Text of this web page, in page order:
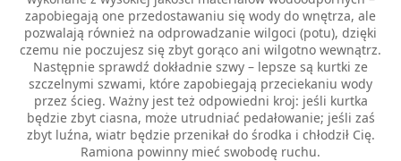
zapobiegają one przedostawaniu się wody do wnętrza, ale
pozwalają również na odprowadzanie wilgoci (potu), dzięki
czemu nie poczujesz się zbyt gorąco ani wilgotno wewnątrz.
Następnie sprawdź dokładnie szwy – lepsze są kurtki ze
szczelnymi szwami, które zapobiegają przeciekaniu wody
przez ścieg. Ważny jest też odpowiedni kroj: jeśli kurtka
będzie zbyt ciasna, może utrudniać pedałowanie; jeśli zaś
zbyt luźna, wiatr będzie przenikał do środka i chłodził Cię.
Ramiona powinny mieć swobodę ruchu.